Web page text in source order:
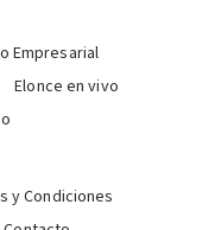
Empresarial
Elonce en vivo
y Condiciones